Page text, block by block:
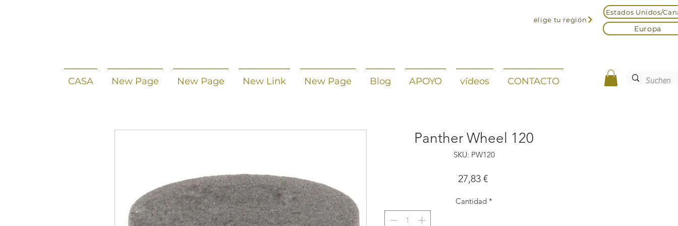
elige tu región
Estados Unidos/
Europa
CASA New Page New Page New Link New Page Blog APOYO vídeos CONTACTO
Panther Wheel 120
SKU: PW120
27,83 €Precio
Cantidad *